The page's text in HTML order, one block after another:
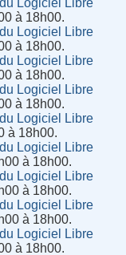
Logiciel Libre
à 18h00.
Logiciel Libre
à 18h00.
Logiciel Libre
à 18h00.
Logiciel Libre
à 18h00.
Logiciel Libre
à 18h00.
Logiciel Libre
à 18h00.
Logiciel Libre
à 18h00.
Logiciel Libre
à 18h00.
Logiciel Libre
à 18h00.